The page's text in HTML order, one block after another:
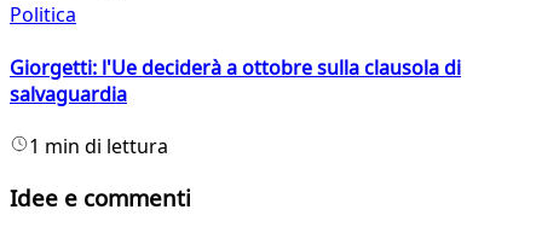
Politica
Giorgetti: l'Ue deciderà a ottobre sulla clausola di
salvaguardia
1 min di lettura
Idee e commenti